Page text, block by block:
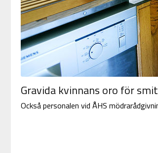
Gravida kvinnans oro för
Också personalen vid ÅHS